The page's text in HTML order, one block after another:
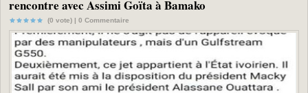
rencontre avec Assimi Goïta à Bamako
(0 vote) | 0 Commentaire